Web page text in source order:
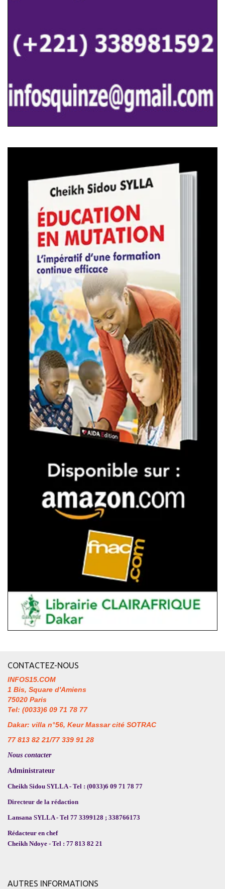
CONTACTEZ-NOUS
INFOS15.COM
1 Bis, Square d'Amiens
75020 Paris
Tel: (0033)6 09 71 78 77
Dakar: villa n°56, Keur Massar cité SOTRAC
77 813 82 21/77 339 91 28
Nous contacter
Administrateur
Cheikh Sidou SYLLA - Tel : (0033)6 09 71 78 77
Directeur de la rédaction
Lansana SYLLA - Tel 77 3399128 ; 338766173
Rédacteur en chef
Cheikh Ndoye - Tel : 77 813 82 21
AUTRES INFORMATIONS